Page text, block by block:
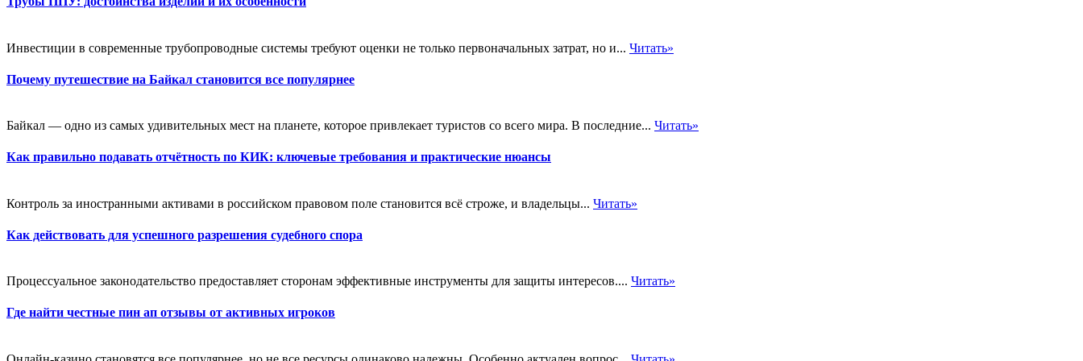
Инвестиции в современные трубопроводные системы требуют оценки не только первоначальных затрат, но и... Читать»
Почему путешествие на Байкал становится все популярнее
Байкал — одно из самых удивительных мест на планете, которое привлекает туристов со всего мира. В последние... Читать»
Как правильно подавать отчётность по КИК: ключевые требования и практические нюансы
Контроль за иностранными активами в российском правовом поле становится всё строже, и владельцы... Читать»
Как действовать для успешного разрешения судебного спора
Процессуальное законодательство предоставляет сторонам эффективные инструменты для защиты интересов.... Читать»
Где найти честные пин ап отзывы от активных игроков